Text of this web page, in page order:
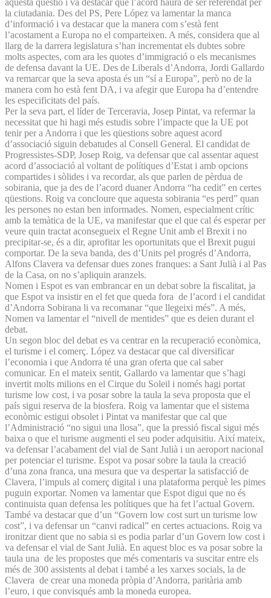
la ciutadania. Des del PS, Pere López va lamentar la manca
d’informació i va destacar que la manera com s’està fent
l’acostament a Europa no el comparteixen. A més, considera que al
llarg de la darrera legislatura s’han incrementat els dubtes sobre
molts aspectes, com ara les quotes d’immigració o els mecanismes
de defensa davant la UE. Des de Liberals d’Andorra, Jordi Gallardo
va remarcar que la seva aposta és un “sí a Europa”, però no de la
manera com ho està fent DA, i va afegir que Europa ha d’entendre
les especificitats del país.
Per la seva part, el líder de Terceravia, Josep Pintat, va refermar la
necessitat que hi hagi més estudis sobre l’impacte que la UE pot
tenir per a Andorra i que les qüestions sobre aquest acord
d’associació siguin debatudes al Consell General. El candidat de
Progressistes-SDP, Josep Roig, va defensar que cal assentar aquest
acord d’associació al voltant de polítiques d’Estat i amb opcions
compartides i sòlides i va recordar, als que parlen de pèrdua de
sobirania, que ja des de l’acord duaner Andorra “ha cedit” en certes
qüestions. Roig va concloure que aquesta sobirania “es perd” quan
les persones no estan ben informades. Nomen, especialment crític
amb la temàtica de la UE, va manifestar que el que cal és esperar per
veure quin tractat aconsegueix el Regne Unit amb el Brexit i no
precipitar-se, és a dir, aprofitar les oportunitats que el Brexit pugui
comportar. De la seva banda, des d’Units pel progrés d’Andorra,
Alfons Clavera va defensar dues zones franques: a Sant Julià i al Pas
de la Casa, on no s’apliquin aranzels.
Nomen i Espot es van embrancar en un debat sobre la fiscalitat, ja
que Espot va insistir en el fet que queda fora de l’acord i el candidat
d’Andorra Sobirana li va recomanar “que llegeixi més”. A més,
Nomen va lamentar el “nivell de mentides” que es deien durant el
debat.
Un segon bloc del debat es va centrar en la recuperació econòmica,
el turisme i el comerç. López va destacar que cal diversificar
l’economia i que Andorra té una gran oferta que cal saber
comunicar. En el mateix sentit, Gallardo va lamentar que s’hagi
invertit molts milions en el Cirque du Soleil i només hagi portat
turisme low cost, i va posar sobre la taula la seva proposta que el
país sigui reserva de la biosfera. Roig va lamentar que el sistema
econòmic estigui obsolet i Pintat va manifestar que cal que
l’Administració “no sigui una llosa”, que la pressió fiscal sigui més
baixa o que el turisme augmenti el seu poder adquisitiu. Així mateix,
va defensar l’acabament del vial de Sant Julià i un aeroport nacional
per potenciar el turisme. Espot va posar sobre la taula la creació
d’una zona franca, una mesura que va despertar la satisfacció de
Clavera, l’impuls al comerç digital i una plataforma perquè les pimes
puguin exportar. Nomen va lamentar que Espot digui que no és
continuista quan defensa les polítiques que ha fet l’actual Govern.
També va destacar que d’un “Govern low cost surt un turisme low
cost”, i va defensar un “canvi radical” en certes actuacions. Roig va
ironitzar dient que no sabia si es podia parlar d’un Govern low cost i
va defensar el vial de Sant Julià. En aquest bloc es va posar sobre la
taula una de les propostes que més comentaris va suscitar entre els
més de 300 assistents al debat i també a les xarxes socials, la de
Clavera de crear una moneda pròpia d’Andorra, paritària amb
l’euro, i que convisqués amb la moneda europea.